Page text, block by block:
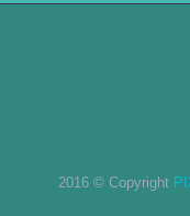
2016 © Copyright